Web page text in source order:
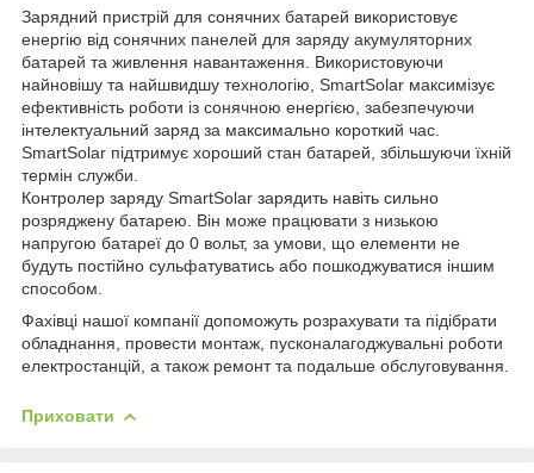
Зарядний пристрій для сонячних батарей використовує
енергію від сонячних панелей для заряду акумуляторних
батарей та живлення навантаження. Використовуючи
найновішу та найшвидшу технологію, SmartSolar максимізує
ефективність роботи із сонячною енергією, забезпечуючи
інтелектуальний заряд за максимально короткий час.
SmartSolar підтримує хороший стан батарей, збільшуючи їхній
термін служби.
Контролер заряду SmartSolar зарядить навіть сильно
розряджену батарею. Він може працювати з низькою
напругою батареї до 0 вольт, за умови, що елементи не
будуть постійно сульфатуватись або пошкоджуватися іншим
способом.
Фахівці нашої компанії допоможуть розрахувати та підібрати
обладнання, провести монтаж, пусконалагоджувальні роботи
електростанцій, а також ремонт та подальше обслуговування.
Приховати